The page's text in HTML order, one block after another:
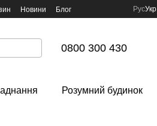
Новини Блог РусУкр
0800 300 430
Розумний будинок